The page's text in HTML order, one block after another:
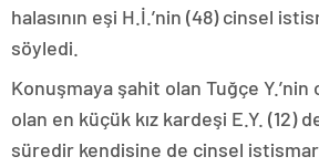
halasının eşi H.İ.’nin (48) cinsel
söyledi.
Konuşmaya şahit olan Tuğçe Y.’nin
olan en küçük kız kardeşi E.Y. (12)
süredir kendisine de cinsel